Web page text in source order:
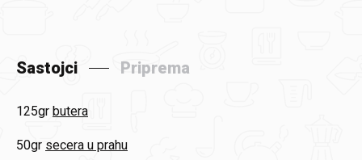
Sastojci Priprema
125gr butera
50gr secera u prahu